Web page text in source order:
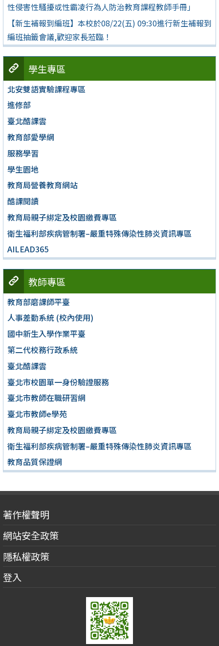
性侵害性騷擾或性霸凌行為人防治教育課程教師手冊」
【新生補報到編班】本校於08/22(五) 09:30進行新生補報到
編班抽籤會議,歡迎家長蒞臨！
學生專區
北安雙語實驗課程專區
進修部
臺北酷課雲
教育部愛學網
服務學習
學生園地
教育局營養教育網站
酷課閱讀
教育局親子綁定及校園繳費專區
衛生福利部疾病管制署–嚴重特殊傳染性肺炎資訊專區
AILEAD365
教師專區
教育部磨課師平臺
人事差勤系統 (校內使用)
國中新生入學作業平臺
第二代校務行政系統
臺北酷課雲
臺北市校園單一身份驗證服務
臺北市教師在職研習網
臺北市教師e學苑
教育局親子綁定及校園繳費專區
衛生福利部疾病管制署–嚴重特殊傳染性肺炎資訊專區
教育品質保證網
著作權聲明
網站安全政策
隱私權政策
登入